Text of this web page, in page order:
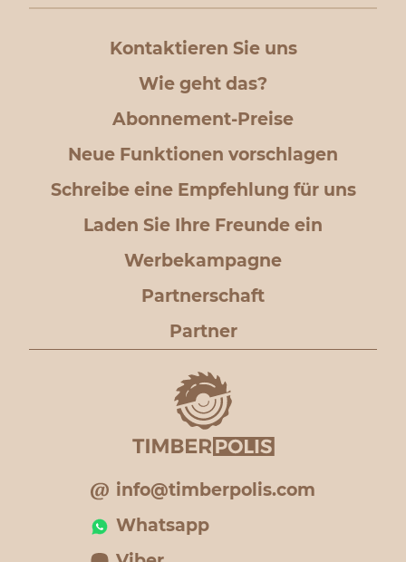
Kontaktieren Sie uns
Wie geht das?
Abonnement-Preise
Neue Funktionen vorschlagen
Schreibe eine Empfehlung für uns
Laden Sie Ihre Freunde ein
Werbekampagne
Partnerschaft
Partner
info@timberpolis.com
Whatsapp